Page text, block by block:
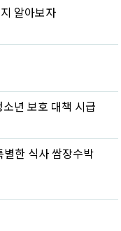
알아보자
년 보호 대책 시급
한 식사 쌈장수박